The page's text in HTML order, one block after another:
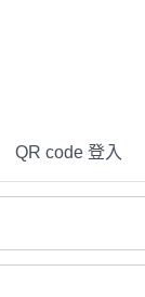
QR code 登入